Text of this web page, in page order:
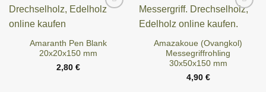
Amaranth Pen Blank
20x20x150 mm
2,80 €
Amazakoue (Ovangkol)
Messegriffrohling
30x50x150 mm
4,90 €